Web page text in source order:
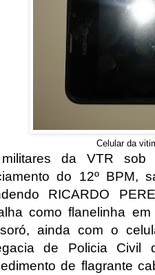
Celular da
da VTR sob
do 12º BPM,
RICARDO
como flanelinha
ainda com o
de Policia Civil
de flagrante